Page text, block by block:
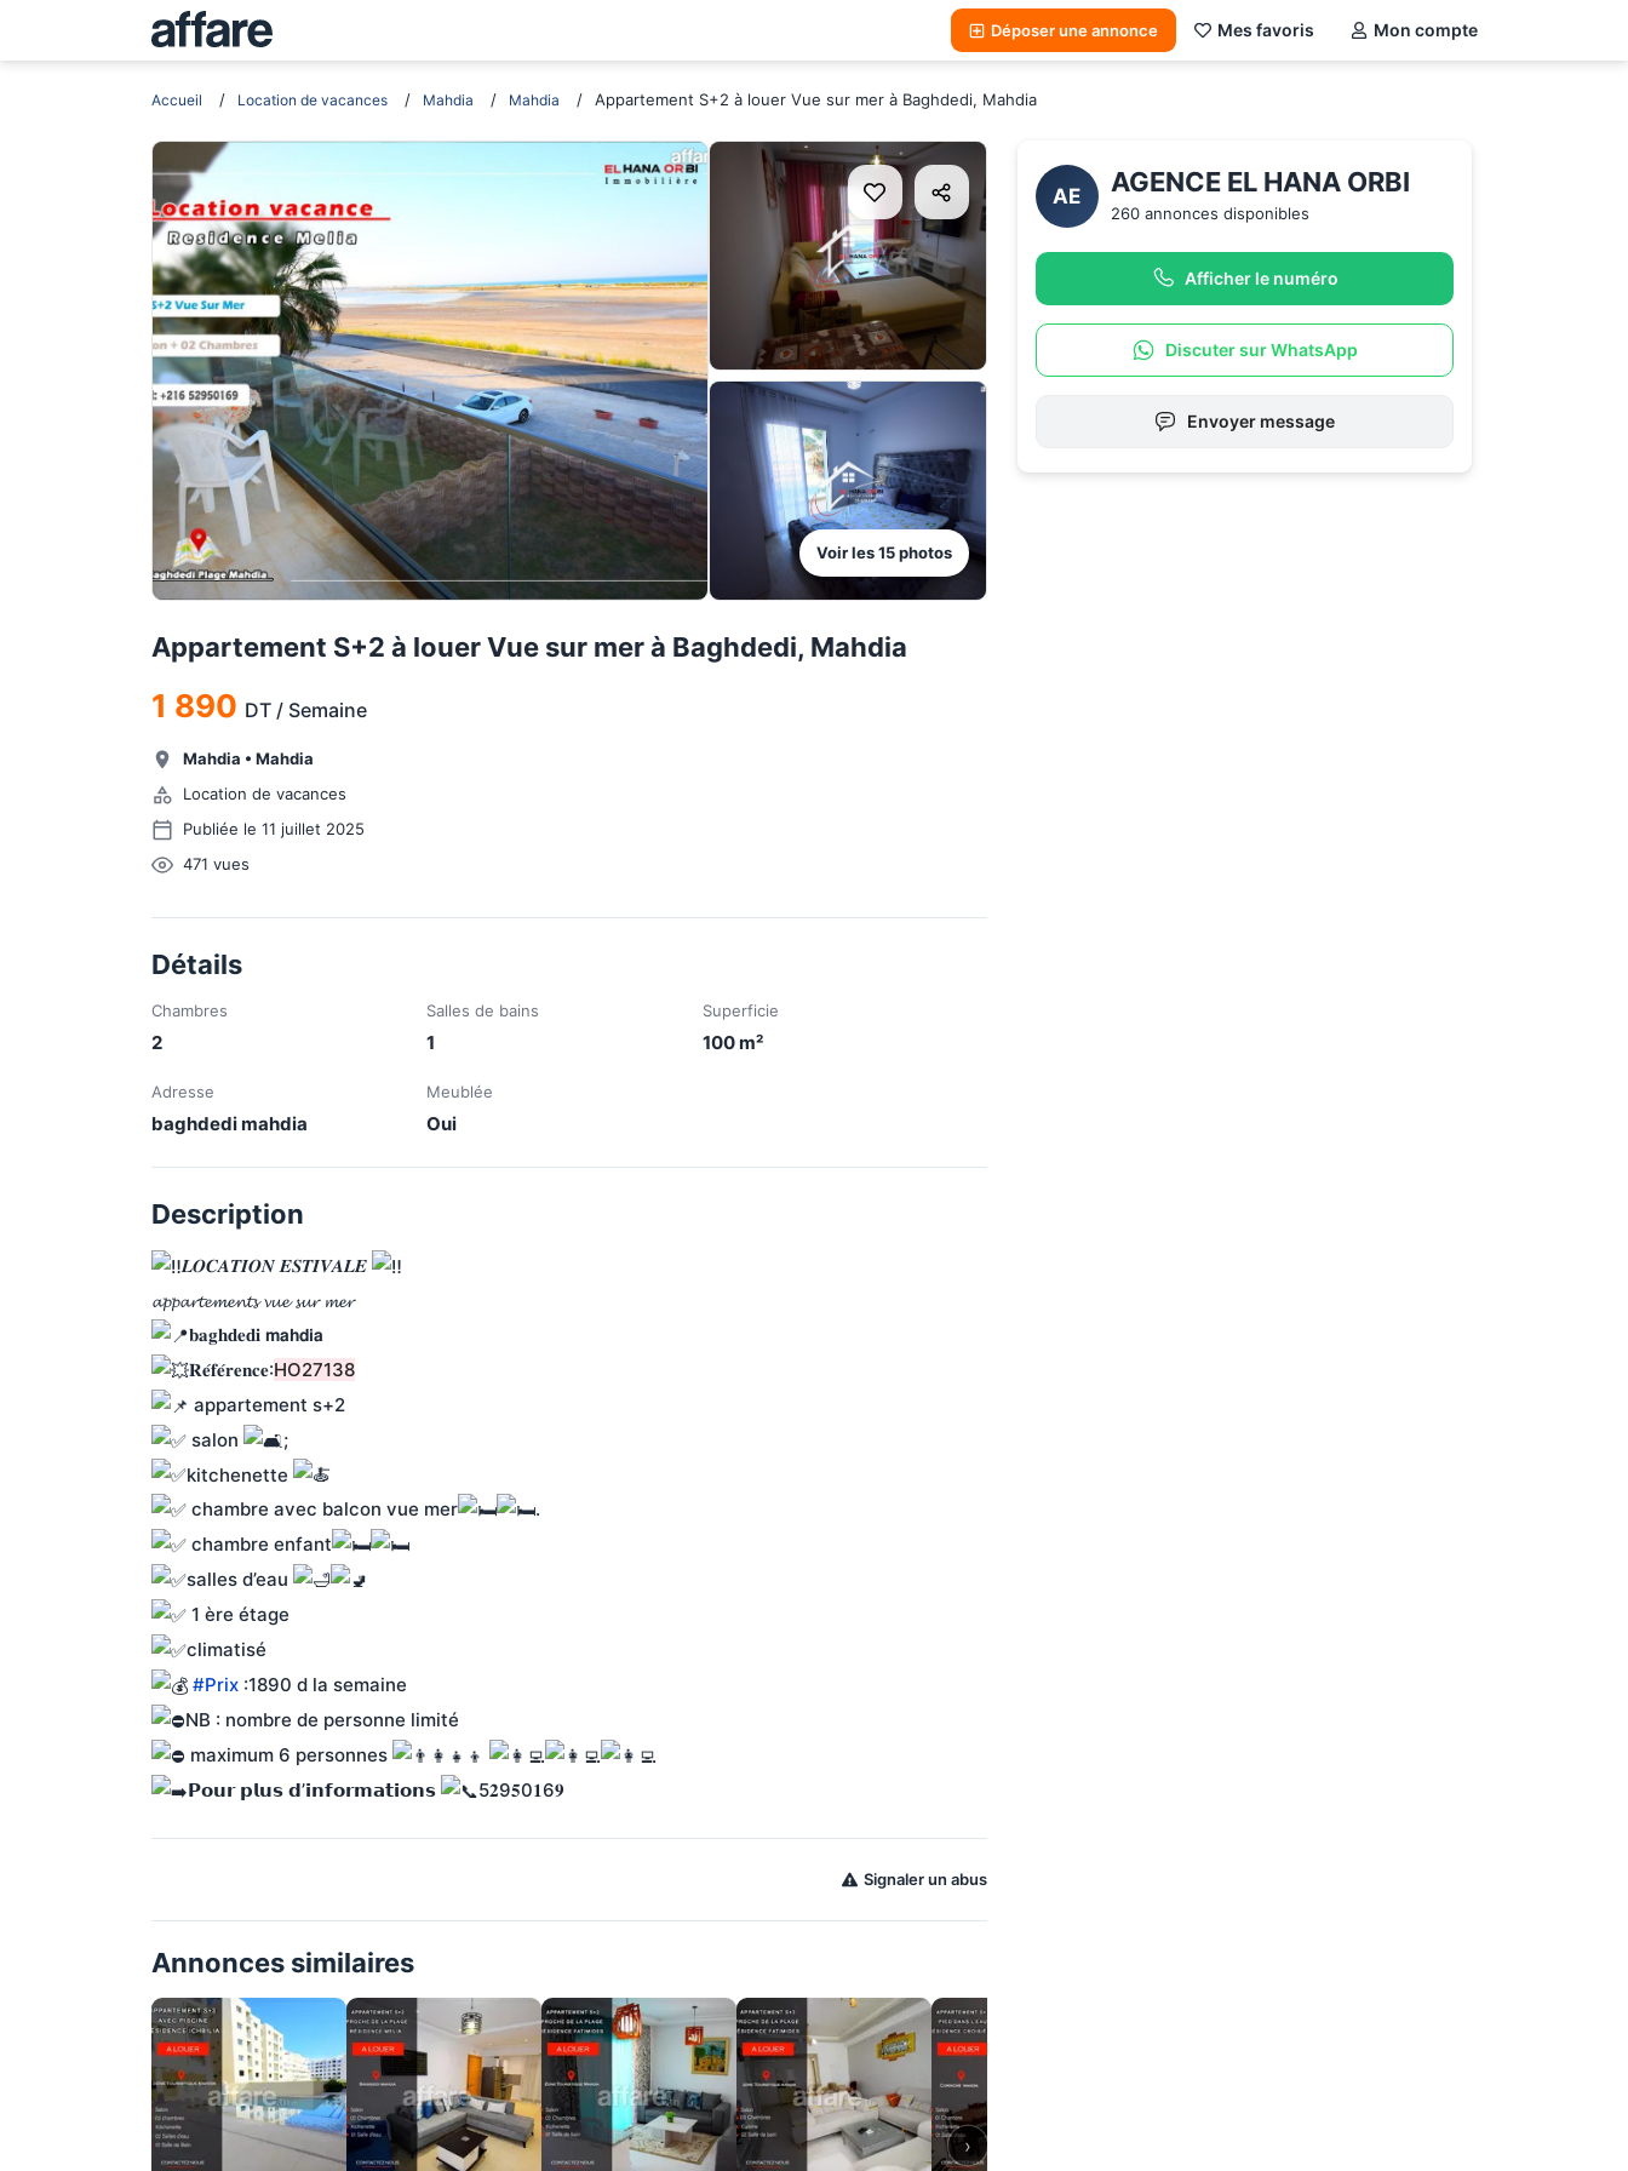
Déposer une annonce Mes favoris Mon compte
Accueil Location de vacances Mahdia Mahdia Appartement S+2 à louer Vue sur mer à Baghdedi, Mahdia
Voir les15photos
Appartement S+2 à louer Vue sur mer à Baghdedi, Mahdia
1 890 DT / Semaine
Mahdia • Mahdia
Location de vacances
Publiée le 11 juillet 2025
471 vues
Détails
Chambres
2
Salles de bains
1
Superficie
100m²
Adresse
baghdedi mahdia
Meublée
Oui
Description
𝑳𝑶𝑪𝑨𝑻𝑰𝑶𝑵 𝑬𝑺𝑻𝑰𝑽𝑨𝑳𝑬
𝓪𝓹𝓹𝓪𝓻𝓽𝓮𝓶𝓮𝓷𝓽𝓼 𝓿𝓾𝓮 𝓼𝓾𝓻 𝓶𝓮𝓻
𝐛𝐚𝐠𝐡𝐝𝐞𝐝𝐢 𝗺𝗮𝗵𝗱𝗶𝗮
𝐑𝐞́𝐟𝐞́𝐫𝐞𝐧𝐜𝐞:HO27138
appartement s+2
salon
;
kitchenette
chambre avec balcon vue mer
.
chambre enfant
salles d’eau
1 ère étage
climatisé
#Prix :1890 d la semaine
NB : nombre de personne limité
maximum 6 personnes
𝗣𝗼𝘂𝗿 𝗽𝗹𝘂𝘀 𝗱’𝗶𝗻𝗳𝗼𝗿𝗺𝗮𝘁𝗶𝗼𝗻𝘀
5𝟐9𝟓0𝟏6𝟗
Signaler un abus
Annonces similaires
›
AE AGENCE EL HANA ORBI
260 annonces disponibles
Afficher le numéro
Discuter sur WhatsApp
Envoyer message